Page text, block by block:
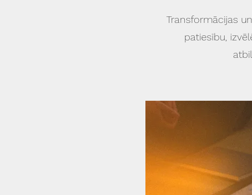
Transformācijas
patiesību,